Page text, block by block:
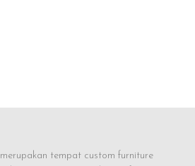
merupakan tempat custom furniture